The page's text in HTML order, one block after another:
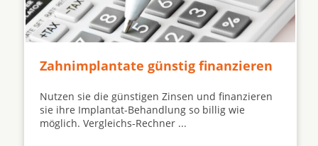
Zahnimplantate günstig finanzieren
Nutzen sie die günstigen Zinsen und finanzieren
sie ihre Implantat-Behandlung so billig wie
möglich. Vergleichs-Rechner ...